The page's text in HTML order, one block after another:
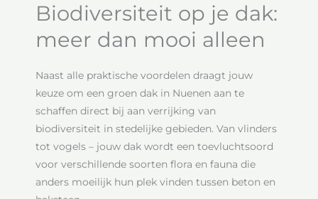
Biodiversiteit op je dak:
meer dan mooi alleen
Naast alle praktische voordelen draagt jouw
keuze om een groen dak in Nuenen aan te
schaffen direct bij aan verrijking van
biodiversiteit in stedelijke gebieden. Van vlinders
tot vogels – jouw dak wordt een toevluchtsoord
voor verschillende soorten flora en fauna die
anders moeilijk hun plek vinden tussen beton en